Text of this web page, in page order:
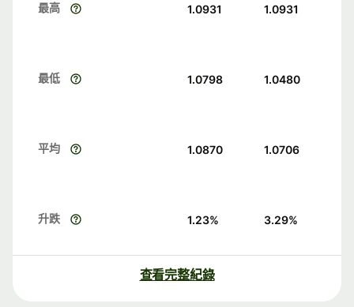
最高 1.0931 1.0931
最低 1.0798 1.0480
平均 1.0870 1.0706
升跌 1.23% 3.29%
查看完整紀錄